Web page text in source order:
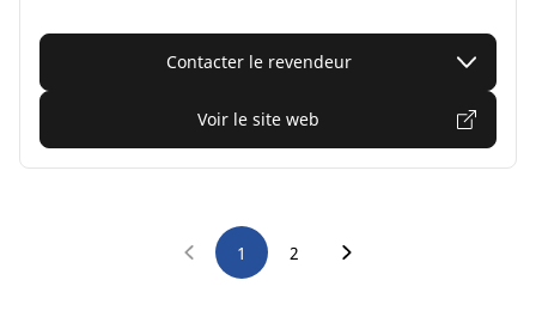
Contacter le revendeur
Voir le site web
1 2